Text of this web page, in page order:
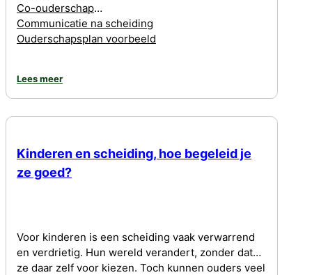
Co-ouderschap
Communicatie na scheiding
Ouderschapsplan voorbeeld
Lees meer
Kinderen en scheiding, hoe begeleid je
ze goed?
Voor kinderen is een scheiding vaak verwarrend
en verdrietig. Hun wereld verandert, zonder dat
ze daar zelf voor kiezen. Toch kunnen ouders veel